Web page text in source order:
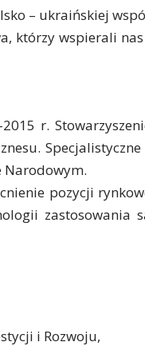
– ukraińskiej
którzy wspierali
r.
Narodowym.
pozycji
zastosowania
i Rozwoju,